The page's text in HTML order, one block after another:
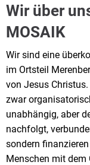
Freie
Kirche
"Christus"
für
Alle
Wir über
MOSAIK
Wir sind eine
im Ortsteil
von Jesus
zwar
unabhängig, aber
nachfolgt,
sondern
Menschen mit dem